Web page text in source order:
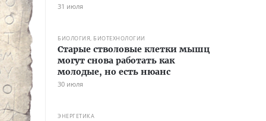
31 июля
БИОЛОГИЯ, БИОТЕХНОЛОГИИ
Старые стволовые клетки мышц
могут снова работать как
молодые, но есть нюанс
30 июля
ЭНЕРГЕТИКА